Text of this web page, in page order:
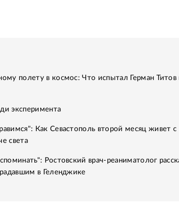
полету в космос: Что испытал Герман Титов
эксперимента
Как Севастополь второй месяц живет с
света
Ростовский врач-реаниматолог
в Геленджике